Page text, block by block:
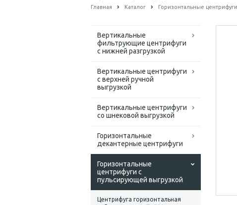
Главная Каталог Горизонтальные
Вертикальные
фильтрующие центрифуги
с нижней разгрузкой
Вертикальные центрифуги
с верхней ручной
выгрузкой
Вертикальные центрифуги
со шнековой выгрузкой
Горизонтальные
декантерные центрифуги
Горизонтальные
центрифуги с
пульсирующей выгрузкой
Центрифуга горизонтальная